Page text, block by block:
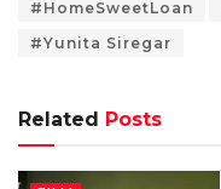
#HomeSweetLoan
#Yunita Siregar
Related Posts